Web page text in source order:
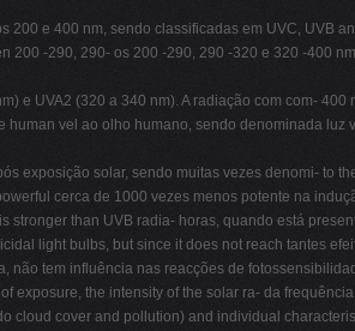
e 400 nm, sendo classificadas em UVC, UVB
-290, 290- os 200 -290, 290 -320 e 320 -400
e UVA2 (320 a 340 nm). A radiação com com-
vel ao olho humano, sendo denominada luz
exposição solar, sendo muitas vezes denomi- to
cerca de 1000 vezes menos potente na
than UVB radia- horas, quando está
light bulbs, but since it does not reach tantes
não tem influência nas reacções de
exposure, the intensity of the solar ra- da
cloud cover and pollution) and individual